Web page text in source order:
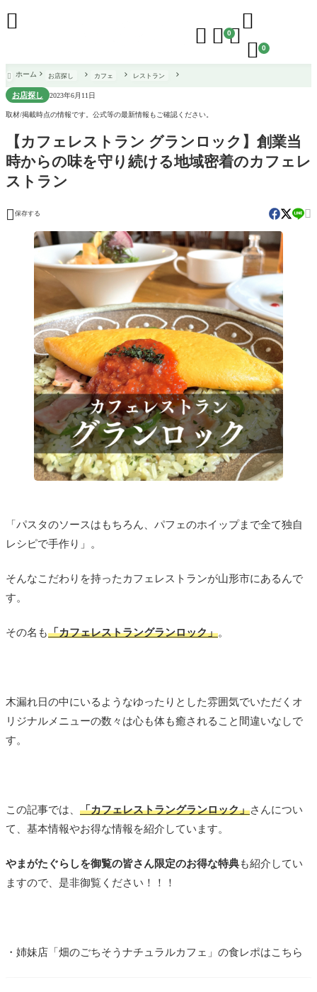
  0

 0

 ホーム お店探し カフェ レストラン
お店探し 2023年6月11日
取材/掲載時点の情報です。公式等の最新情報もご確認ください。
【カフェレストラン グランロック】創業当
時からの味を守り続ける地域密着のカフェレ
ストラン
 保存する 
「パスタのソースはもちろん、パフェのホイップまで全て独自
レシピで手作り」。
そんなこだわりを持ったカフェレストランが山形市にあるんで
す。
その名も「カフェレストラングランロック」。
木漏れ日の中にいるようなゆったりとした雰囲気でいただくオ
リジナルメニューの数々は心も体も癒されること間違いなしで
す。
この記事では、 「カフェレストラングランロック」さんについ
て、基本情報やお得な情報を紹介しています。
やまがたぐらしを御覧の皆さん限定のお得な特典も紹介してい
ますので、是非御覧ください！！！
・姉妹店「畑のごちそうナチュラルカフェ」の食レポはこちら